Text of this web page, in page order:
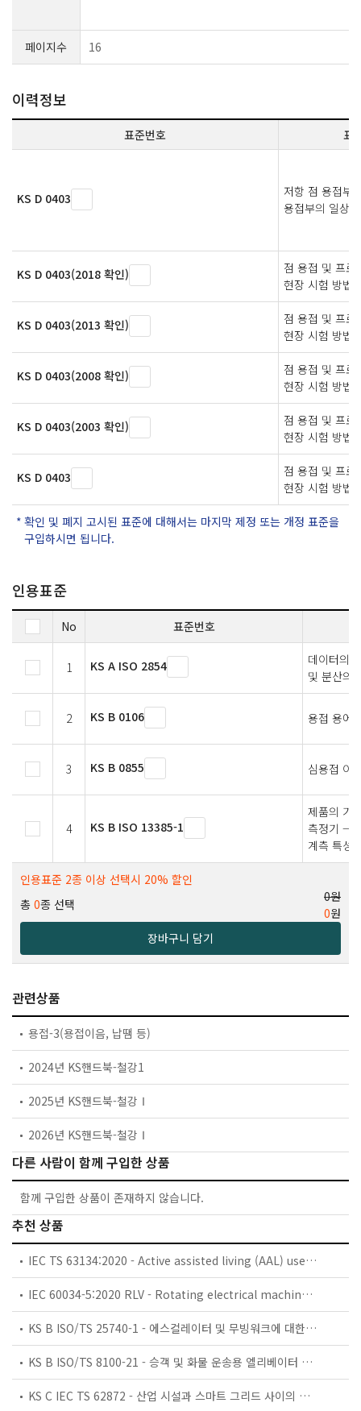
페이지수 16
이력정보
표준번호 표
KS D 0403
저항 점 용접부
용접부의 일상
KS D 0403(2018 확인)
점 용접 및 프로
현장 시험 방법
KS D 0403(2013 확인)
점 용접 및 프로
현장 시험 방법
KS D 0403(2008 확인)
점 용접 및 프로
현장 시험 방법
KS D 0403(2003 확인)
점 용접 및 프로
현장 시험 방법
KS D 0403
점 용접 및 프로
현장 시험 방법
확인 및 폐지 고시된 표준에 대해서는 마지막 제정 또는 개정 표준을
구입하시면 됩니다.
인용표준
No 표준번호
1 KS A ISO 2854
데이터의
및 분산의
2 KS B 0106 용접 용어
3 KS B 0855 심용접 이
4 KS B ISO 13385-1
제품의 기
측정기 —
계측 특성
인용표준 2종 이상 선택시 20% 할인
총 0종 선택
0원
0원
장바구니 담기
관련상품
용접-3(용접이음, 납땜 등)
2024년 KS핸드북-철강1
2025년 KS핸드북-철강Ⅰ
2026년 KS핸드북-철강Ⅰ
다른 사람이 함께 구입한 상품
함께 구입한 상품이 존재하지 않습니다.
추천 상품
IEC TS 63134:2020 - Active assisted living (AAL) use cases
IEC 60034-5:2020 RLV - Rotating electrical machines - Part 5: Degrees of protection provided by the integral design of rotating electrical machines (IP code) - Classification
KS B ISO/TS 25740-1 - 에스컬레이터 및 무빙워크에 대한 안전요건 — 제1부: 세계공통 필수 안전요건(GESRs)
KS B ISO/TS 8100-21 - 승객 및 화물 운송용 엘리베이터 —제21부: 세계공통 필수안전요건(GESRs)을 충족하는 세계공통 안전 파라미터(GSPs)
KS C IEC TS 62872 - 산업 시설과 스마트 그리드 사이의 산업 공정 측정, 제어 및 자동화 시스템 인터페이스